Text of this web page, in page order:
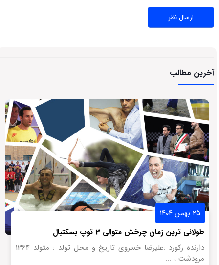
آخرین مطالب
۲۵ بهمن ۱۴۰۴
طولانی ترین زمان چرخش متوالی 3 توپ بسکتبال
دارنده رکورد :علیرضا خسروی تاریخ و محل تولد : متولد 1364
مرودشت ، ...